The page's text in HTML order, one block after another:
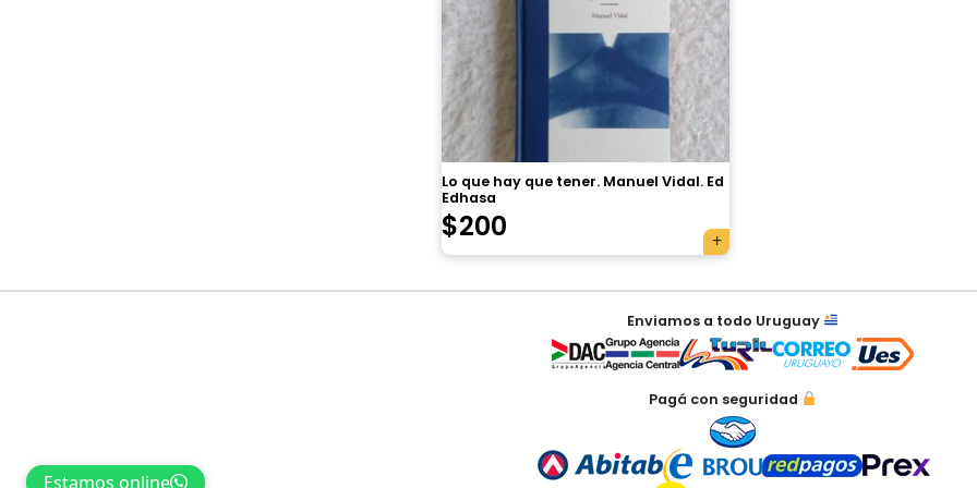
Lo que hay que tener. Manuel Vidal. Ed
Edhasa
$200
Navegación
Enviamos a todo Uruguay
Pagá con seguridad
Estamos online